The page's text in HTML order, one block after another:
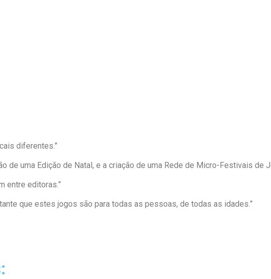
diferentes.”
de uma Edição de Natal, e a criação de uma Rede de Micro-Festivais de
entre editoras.”
que estes jogos são para todas as pessoas, de todas as idades.”